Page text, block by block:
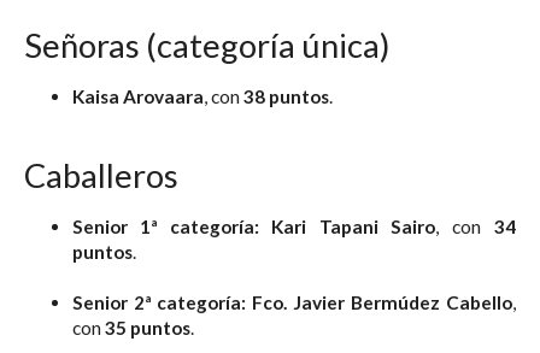
Señoras (categoría única)
Kaisa Arovaara, con38 puntos.
Caballeros
Senior 1ª categoría: Kari Tapani Sairo, con 34
puntos.
Senior 2ª categoría: Fco. Javier Bermúdez Cabello,
con35 puntos.